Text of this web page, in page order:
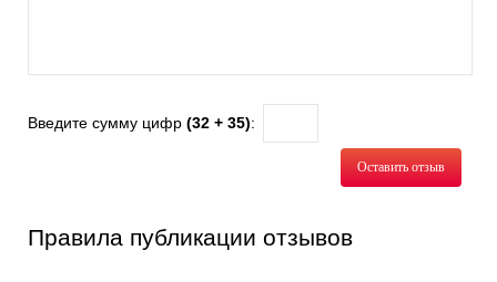
Введите сумму цифр (32 + 35):
Оставить отзыв
Правила публикации отзывов